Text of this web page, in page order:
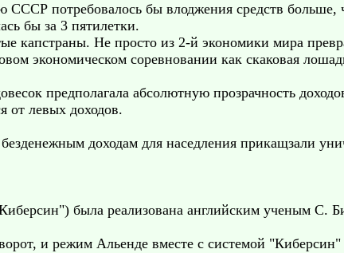
СССР потребовалось бы влоджения средств
бы за 3 пятилетки.
капстраны. Не просто из 2-й экономики мира
экономическом соревновании как скаковая
предполагала абсолютную прозрачность
от левых доходов.
доходам для наседления прикащзали
была реализована английским ученым С.
и режим Альенде вместе с системой